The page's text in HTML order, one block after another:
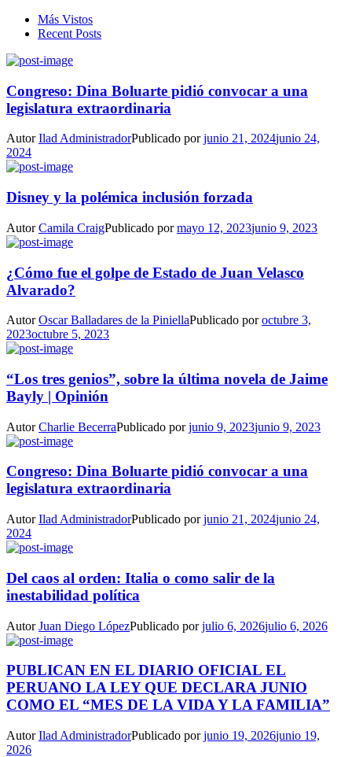
Más Vistos
Recent Posts
Congreso: Dina Boluarte pidió convocar a una
legislatura extraordinaria
AutorIlad AdministradorPublicado porjunio 21, 2024junio 24,
2024
Disney y la polémica inclusión forzada
AutorCamila CraigPublicado pormayo 12, 2023junio 9, 2023
¿Cómo fue el golpe de Estado de Juan Velasco
Alvarado?
AutorOscar Balladares de la PiniellaPublicado poroctubre 3,
2023octubre 5, 2023
“Los tres genios”, sobre la última novela de Jaime
Bayly | Opinión
AutorCharlie BecerraPublicado porjunio 9, 2023junio 9, 2023
Congreso: Dina Boluarte pidió convocar a una
legislatura extraordinaria
AutorIlad AdministradorPublicado porjunio 21, 2024junio 24,
2024
Del caos al orden: Italia o como salir de la
inestabilidad política
AutorJuan Diego LópezPublicado porjulio 6, 2026julio 6, 2026
PUBLICAN EN EL DIARIO OFICIAL EL
PERUANO LA LEY QUE DECLARA JUNIO
COMO EL “MES DE LA VIDA Y LA FAMILIA”
AutorIlad AdministradorPublicado porjunio 19, 2026junio 19,
2026